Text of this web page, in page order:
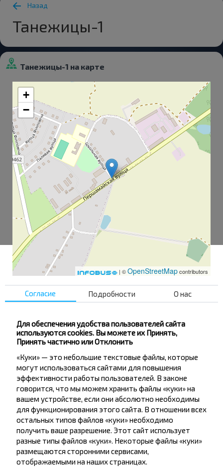
Назад
Танежицы-1
Танежицы-1 на карте
+
−
| ©OpenStreetMapcontributors
Танежицы-1
Хотите
путешествовать
дешевле?
Не пропусти специальные акции, скидки и
другие интересные предложения INFOBUS.
Согласие Подробности О нас
Для обеспечения удобства пользователей сайта
используются cookies. Вы можете их Принять,
Принять частично или Отклонить
«Куки» — это небольшие текстовые файлы, которые
могут использоваться сайтами для повышения
эффективности работы пользователей. В законе
говорится, что мы можем хранить файлы «куки» на
вашем устройстве, если они абсолютно необходимы
для функционирования этого сайта. В отношении всех
остальных типов файлов «куки» необходимо
получить ваше разрешение. Этот сайт использует
разные типы файлов «куки». Некоторые файлы «куки»
размещаются сторонними сервисами,
отображаемыми на наших страницах.